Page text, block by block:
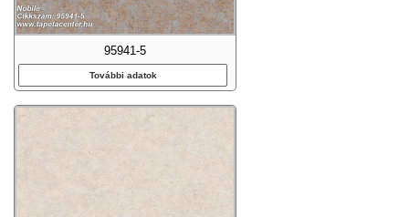
95941-5
További adatok